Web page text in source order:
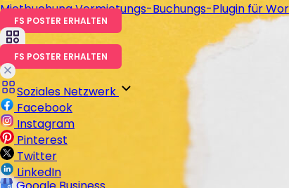
MietbuchungVermietungs-Buchungs-Plugin für
FS POSTER ERHALTEN
FS POSTER ERHALTEN
Soziales Netzwerk
Facebook
Instagram
Pinterest
Twitter
LinkedIn